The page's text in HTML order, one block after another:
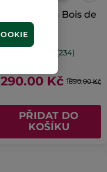
ml
(234)
Kč 1890.00 Kč
PŘIDAT DO
KOŠÍKU